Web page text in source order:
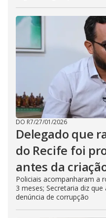
DO R7/27/01/2026
Delegado que
do Recife foi
antes da
Policiais acompanharam a
3 meses; Secretaria diz
denúncia de corrupção